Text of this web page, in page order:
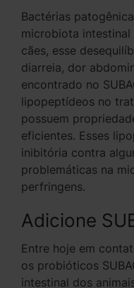
Bactérias
microbiota intestinal
cães, esse
diarreia, dor
encontrado no
lipopeptídeos no
possuem
eficientes. Esses
inibitória contra
problemáticas na
perfringens.
Adicione
Entre hoje em
os probióticos
intestinal dos